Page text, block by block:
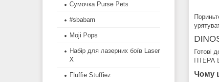
Готові
ПТЕРА
Чому
Сумочка Purse Pets
#sbabam
Moji Pops
Набір для лазерних боїв Laser
X
Fluffie Stuffiez